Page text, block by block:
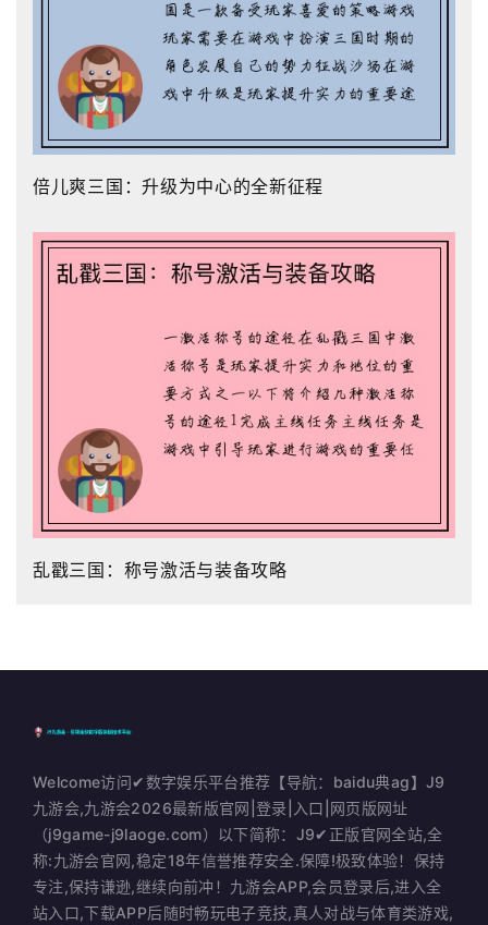
倍儿爽三国：升级为中心的全新征程
乱戳三国：称号激活与装备攻略
Welcome访问✔数字娱乐平台推荐【导航：baidu典ag】J9
九游会,九游会2026最新版官网|登录|入口|网页版网址
（j9game-j9laoge.com）以下简称：J9✔正版官网全站,全
称:九游会官网,稳定18年信誉推荐安全.保障!极致体验！保持
专注,保持谦逊,继续向前冲！九游会APP,会员登录后,进入全
站入口,下载APP后随时畅玩电子竞技,真人对战与体育类游戏,